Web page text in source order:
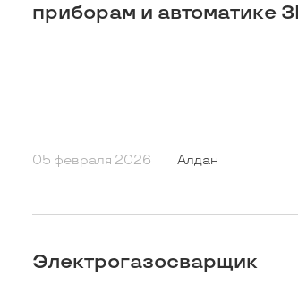
приборам и автоматике
05 февраля 2026 Алдан
Электрогазосварщик